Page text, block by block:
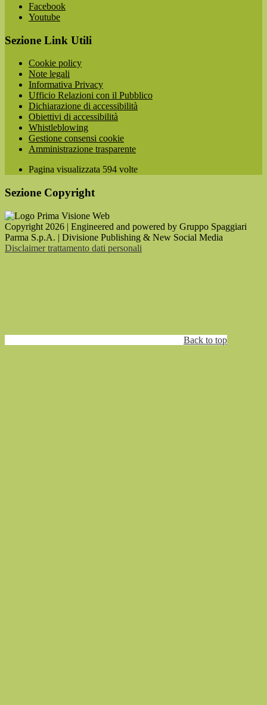
Facebook
Youtube
Sezione Link Utili
Cookie policy
Note legali
Informativa Privacy
Ufficio Relazioni con il Pubblico
Dichiarazione di accessibilità
Obiettivi di accessibilità
Whistleblowing
Gestione consensi cookie
Amministrazione trasparente
Pagina visualizzata 594 volte
Sezione Copyright
Copyright 2026 | Engineered and powered by Gruppo Spaggiari
Parma S.p.A. | Divisione Publishing & New Social Media
Disclaimer trattamento dati personali
Back to top